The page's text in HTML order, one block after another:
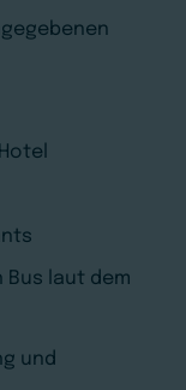
Bus laut dem
und